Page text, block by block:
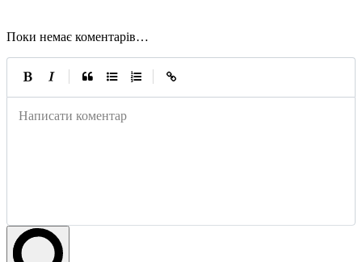
Поки немає коментарів…
Написати коментар